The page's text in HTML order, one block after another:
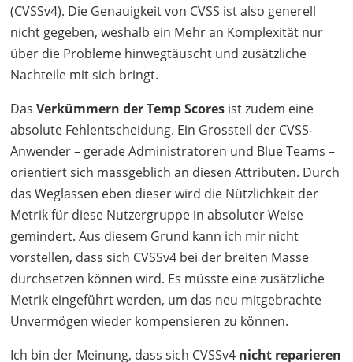
(CVSSv4). Die Genauigkeit von CVSS ist also generell
nicht gegeben, weshalb ein Mehr an Komplexität nur
über die Probleme hinwegtäuscht und zusätzliche
Nachteile mit sich bringt.
DasVerkümmern der Temp Scores ist zudem eine
absolute Fehlentscheidung. Ein Grossteil der CVSS-
Anwender – gerade Administratoren und Blue Teams –
orientiert sich massgeblich an diesen Attributen. Durch
das Weglassen eben dieser wird die Nützlichkeit der
Metrik für diese Nutzergruppe in absoluter Weise
gemindert. Aus diesem Grund kann ich mir nicht
vorstellen, dass sich CVSSv4 bei der breiten Masse
durchsetzen können wird. Es müsste eine zusätzliche
Metrik eingeführt werden, um das neu mitgebrachte
Unvermögen wieder kompensieren zu können.
Ich bin der Meinung, dass sich CVSSv4 nicht reparieren